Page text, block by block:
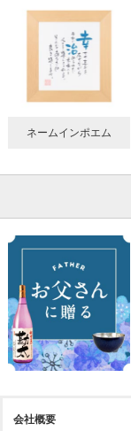
ネームインポエム
会社概要